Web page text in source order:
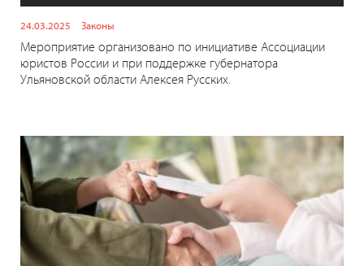
24.03.2025 Законы
Мероприятие организовано по инициативе Ассоциации
юристов России и при поддержке губернатора
Ульяновской области Алексея Русских.